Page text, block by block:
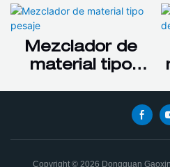
Mezclador de
material tipo
Copyright © 2026 Dongguan